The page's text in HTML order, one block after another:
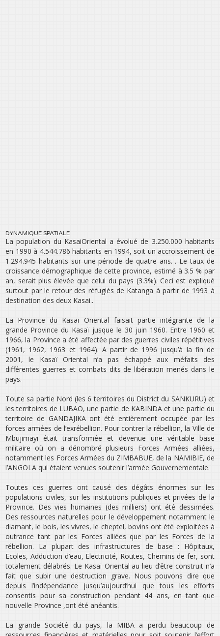
DYNAMIQUE SPATIALE
La population du Kasai­Oriental a évolué de 3.250.000 habitants
en 1990 à 4.544.786 habitants en 1994, soit un accroissement de
1.294.945 habitants sur une période de quatre ans. . Le taux de
croissance démographique de cette province, estimé à 3.5 % par
an, serait plus élevée que celui du pays (3.3%). Ceci est expliqué
surtout par le retour des réfugiés de Katanga à partir de 1993 à
destination des deux Kasai..
La Province du Kasaï Oriental faisait partie intégrante de la
grande Province du Kasaï jusque le 30 juin 1960. Entre 1960 et
1966, la Province a été affectée par des guerres civiles répétitives
(1961, 1962, 1963 et 1964). A partir de 1996 jusqu’à la fin de
2001, le Kasaï Oriental n’a pas échappé aux méfaits des
différentes guerres et combats dits de libération menés dans le
pays.
Toute sa partie Nord (les 6 territoires du District du SANKURU) et
les territoires de LUBAO, une partie de KABINDA et une partie du
territoire de GANDAJIKA ont été entièrement occupée par les
forces armées de l’ex­rébellion. Pour contrer la rébellion, la Ville de
Mbujimayi était transformée et devenue une véritable base
militaire où on a dénombré plusieurs Forces Armées alliées,
notamment les Forces Armées du ZIMBABUE, de la NAMIBIE, de
l’ANGOLA qui étaient venues soutenir l’armée Gouvernementale.
Toutes ces guerres ont causé des dégâts énormes sur les
populations civiles, sur les institutions publiques et privées de la
Province. Des vies humaines (des milliers) ont été dessimées.
Des ressources naturelles pour le développement notamment le
diamant, le bois, les vivres, le cheptel, bovins ont été exploitées à
outrance tant par les Forces alliées que par les Forces de la
rébellion. La plupart des infrastructures de base : Hôpitaux,
Ecoles, Adduction d’eau, Electricité, Routes, Chemins de fer, sont
totalement délabrés. Le Kasaï Oriental au lieu d’être construit n’a
fait que subir une destruction grave. Nous pouvons dire que
depuis l’indépendance jusqu’aujourd’hui que tous les efforts
consentis pour sa construction pendant 44 ans, en tant que
nouvelle Province ,ont été anéantis.
La grande Société du pays, la MIBA a perdu beaucoup de